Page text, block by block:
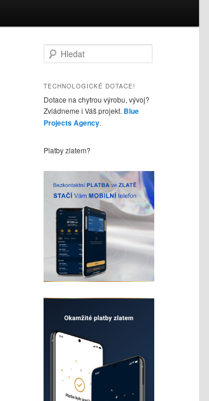
l
d
t
TECHNOLOGICKÉ DOTACE!
Dotace na chytrou výrobu, vývoj?
Zvládneme i Váš projekt. Blue
Projects Agency.
Platby zlatem?